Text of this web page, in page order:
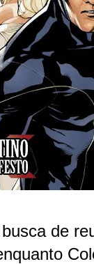
de